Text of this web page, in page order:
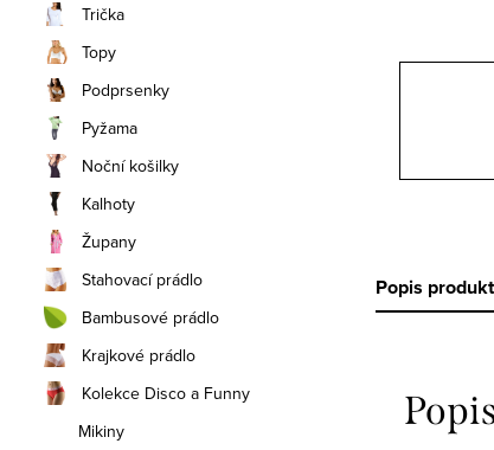
Trička
Topy
Podprsenky
Pyžama
Noční košilky
Kalhoty
Župany
Stahovací prádlo
Bambusové prádlo
Krajkové prádlo
Kolekce Disco a Funny
Mikiny
Popis